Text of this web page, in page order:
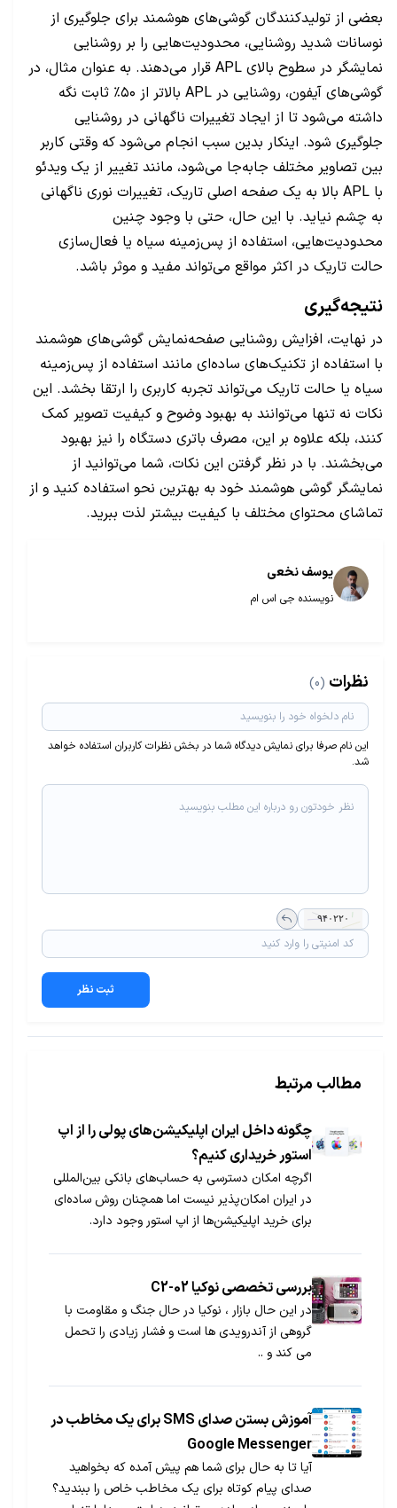
بعضی از تولیدکنندگان گوشی‌های هوشمند برای جلوگیری از
نوسانات شدید روشنایی، محدودیت‌هایی را بر روشنایی
نمایشگر در سطوح بالای APL قرار می‌دهند. به عنوان مثال، در
گوشی‌های آیفون، روشنایی در APL بالاتر از ۵۰٪ ثابت نگه
داشته می‌شود تا از ایجاد تغییرات ناگهانی در روشنایی
جلوگیری شود. اینکار بدین سبب انجام می‌شود که وقتی کاربر
بین تصاویر مختلف جابه‌جا می‌شود، مانند تغییر از یک ویدئو
با APL بالا به یک صفحه اصلی تاریک، تغییرات نوری ناگهانی
به چشم نیاید. با این حال، حتی با وجود چنین
محدودیت‌هایی، استفاده از پس‌زمینه سیاه یا فعال‌سازی
حالت تاریک در اکثر مواقع می‌تواند مفید و موثر باشد.
نتیجه‌گیری
در نهایت، افزایش روشنایی صفحه‌نمایش گوشی‌های هوشمند
با استفاده از تکنیک‌های ساده‌ای مانند استفاده از پس‌زمینه
سیاه یا حالت تاریک می‌تواند تجربه کاربری را ارتقا بخشد. این
نکات نه تنها می‌توانند به بهبود وضوح و کیفیت تصویر کمک
کنند، بلکه علاوه بر این، مصرف باتری دستگاه را نیز بهبود
می‌بخشند. با در نظر گرفتن این نکات، شما می‌توانید از
نمایشگر گوشی هوشمند خود به بهترین نحو استفاده کنید و از
تماشای محتوای مختلف با کیفیت بیشتر لذت ببرید.
یوسف نخعی
نویسنده جی اس ام
نظرات (0)
این نام صرفا برای نمایش دیدگاه شما در بخش نظرات کاربران استفاده خواهد
شد.
ثبت نظر
مطالب مرتبط
چگونه داخل ایران اپلیکیشن‌‌های پولی را از اپ
استور خریداری کنیم؟
اگرچه امکان دسترسی به حساب‌های بانکی بین‌المللی
در ایران امکان‌پذیر نیست اما همچنان روش ساده‌ای
برای خرید اپلیکیشن‌ها از اپ استور وجود دارد.
بررسی تخصصی نوکیا C2-02
در این حال بازار ، نوکیا در حال جنگ و مقاومت با
گروهی از آندرویدی ها است و فشار زیادی را تحمل
می کند و ..
آموزش بستن صدای SMS برای یک مخاطب در
Google Messenger
آیا تا به حال برای شما هم پیش آمده که بخواهید
صدای پیام کوتاه برای یک مخاطب خاص را ببندید؟